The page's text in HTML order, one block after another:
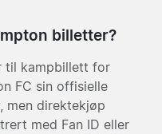
billetter?
til kampbillett for
FC sin offisielle
men direktekjøp
med Fan ID eller